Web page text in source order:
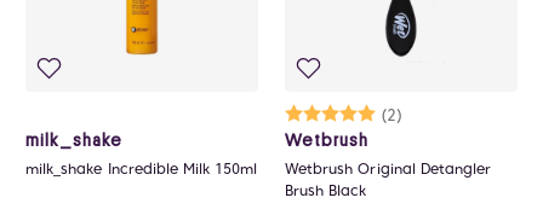
milk_shake
milk_shake Incredible Milk 150ml
Karakter:
(2)
5.0 av 5 mulige
Wetbrush
Wetbrush Original Detangler
Brush Black